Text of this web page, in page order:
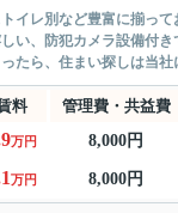
イレ別など豊富に揃っ
い、防犯カメラ設備付
たら、住まい探しは当
料 管理費・共益費
万円 8,000円
万円 8,000円